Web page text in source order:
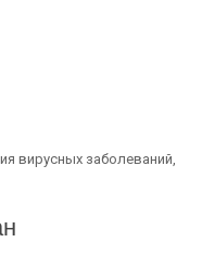
вирусных заболеваний,